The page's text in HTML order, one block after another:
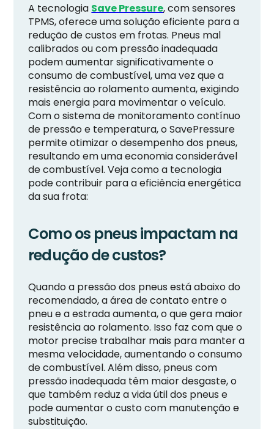
A tecnologia Save Pressure, com sensores
TPMS, oferece uma solução eficiente para a
redução de custos em frotas. Pneus mal
calibrados ou com pressão inadequada
podem aumentar significativamente o
consumo de combustível, uma vez que a
resistência ao rolamento aumenta, exigindo
mais energia para movimentar o veículo.
Com o sistema de monitoramento contínuo
de pressão e temperatura, o SavePressure
permite otimizar o desempenho dos pneus,
resultando em uma economia considerável
de combustível. Veja como a tecnologia
pode contribuir para a eficiência energética
da sua frota:
Como os pneus impactam na
redução de custos?
Quando a pressão dos pneus está abaixo do
recomendado, a área de contato entre o
pneu e a estrada aumenta, o que gera maior
resistência ao rolamento. Isso faz com que o
motor precise trabalhar mais para manter a
mesma velocidade, aumentando o consumo
de combustível. Além disso, pneus com
pressão inadequada têm maior desgaste, o
que também reduz a vida útil dos pneus e
pode aumentar o custo com manutenção e
substituição.